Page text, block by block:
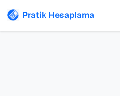
Pratik Hesaplama